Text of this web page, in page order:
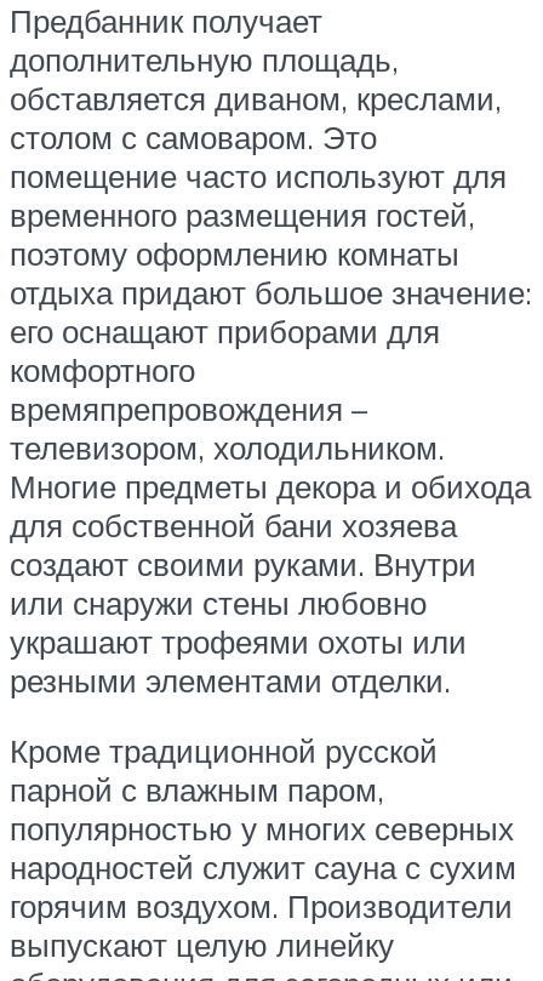
Предбанник получает
дополнительную площадь,
обставляется диваном, креслами,
столом с самоваром. Это
помещение часто используют для
временного размещения гостей,
поэтому оформлению комнаты
отдыха придают большое значение:
его оснащают приборами для
комфортного
времяпрепровождения –
телевизором, холодильником.
Многие предметы декора и обихода
для собственной бани хозяева
создают своими руками. Внутри
или снаружи стены любовно
украшают трофеями охоты или
резными элементами отделки.
Кроме традиционной русской
парной с влажным паром,
популярностью у многих северных
народностей служит сауна с сухим
горячим воздухом. Производители
выпускают целую линейку